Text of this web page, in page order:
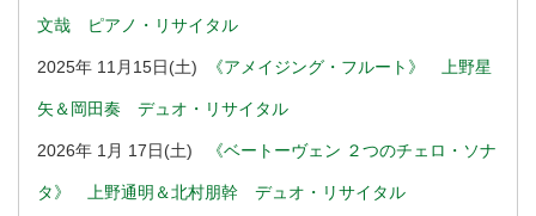
文哉 ピアノ・リサイタル
2025年 11月15日(土) 《アメイジング・フルート》 上野星
矢＆岡田奏 デュオ・リサイタル
2026年 1月 17日(土) 《ベートーヴェン ２つのチェロ・ソナ
タ》 上野通明＆北村朋幹 デュオ・リサイタル